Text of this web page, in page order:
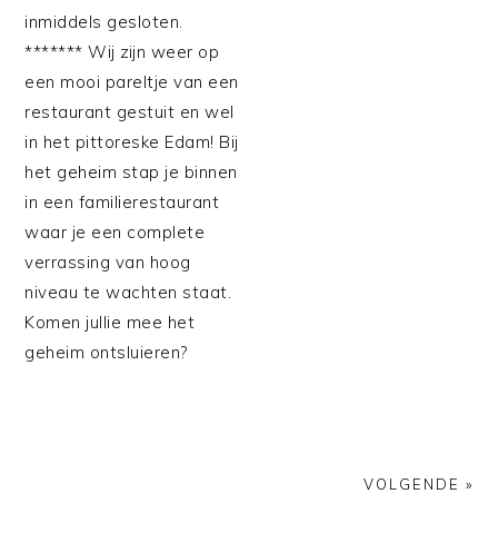
inmiddels gesloten.
******* Wij zijn weer op
een mooi pareltje van een
restaurant gestuit en wel
in het pittoreske Edam! Bij
het geheim stap je binnen
in een familierestaurant
waar je een complete
verrassing van hoog
niveau te wachten staat.
Komen jullie mee het
geheim ontsluieren?
VOLGENDE »